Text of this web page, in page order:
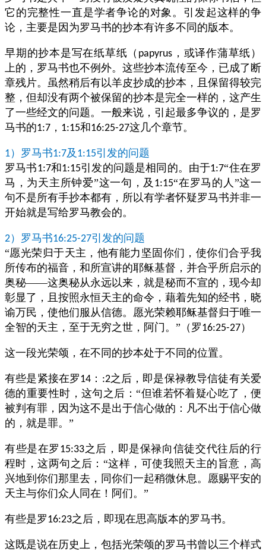
它的完整性一直是学者争论的对象。引发起这样的争
论，主要是因为罗马书的抄本有许多不同的版本。
早期的抄本是写在纸草纸（ papyrus ，或译作蒲草纸）
上的，罗马书也不例外。这些抄本流传至今，已成了断
章残片。虽然稍后有以羊皮抄成的抄本，且保留得较完
整，但却没有两个被保留的抄本是完全一样的，这产生
了一些经文的问题。一般来说，引起最多争议的，是罗
马书的1:7 ， 1:15和16:25-27这几个章节。
1）罗马书1:7及 1:15引发的问题
罗马书1:7和1:15引发的问题是相同的。由于1:7“住在罗
马，为天主所钟爱”这一句，及 1:15“在罗马的人”这一
句不是所有手抄本都有，所以有学者怀疑罗马书并非一
开始就是写给罗马教会的。
2）罗马书16:25-27引发的问题
“愿光荣归于天主，他有能力坚固你们，使你们合乎我
所传布的福音，和所宣讲的耶稣基督，并合乎所启示的
奥秘——这奥秘从永远以来，就是秘而不宣的，现今却
彰显了，且按照永恒天主的命令，藉着先知的经书，晓
谕万民，使他们服从信德。愿光荣赖耶稣基督归于唯一
全智的天主，至于无穷之世，阿门。”（罗16:25-27）
这一段光荣颂，在不同的抄本处于不同的位置。
有些是紧接在罗14 ： :2之后，即是保禄教导信徒有关爱
德的重要性时，这句之后：“但谁若怀着疑心吃了，便
被判有罪，因为这不是出于信心做的：凡不出于信心做
的，就是罪。”
有些是在罗 15:33之后，即是保禄向信徒交代往后的行
程时，这两句之后：“这样，可使我照天主的旨意，高
兴地到你们那里去，同你们一起稍微休息。愿赐平安的
天主与你们众人同在！阿们。”
有些是罗16:23之后，即现在思高版本的罗马书。
这既是说在历史上，包括光荣颂的罗马书曾以三个样式